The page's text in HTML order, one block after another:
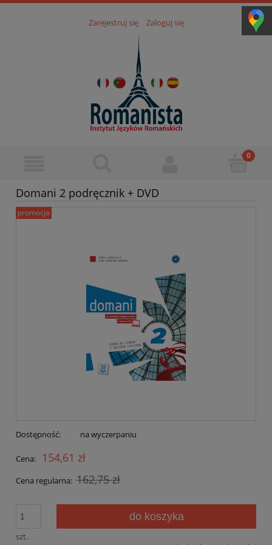
Zarejestruj się Zaloguj się
Domani 2 podręcznik + DVD
promocja
Dostępność: na wyczerpaniu
Cena: 154,61 zł
Cena regularna: 162,75 zł
szt.
do koszyka